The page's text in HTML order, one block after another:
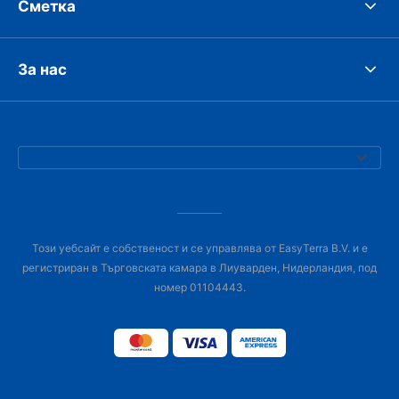
Сметка
За нас
Този уебсайт е собственост и се управлява от EasyTerra B.V. и е
регистриран в Търговската камара в Лиуварден, Нидерландия, под
номер 01104443.